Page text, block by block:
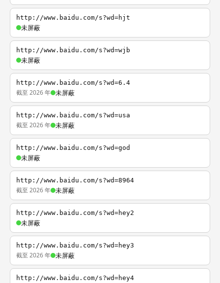
http://www.baidu.com/s?wd=hjt
未屏蔽
http://www.baidu.com/s?wd=wjb
未屏蔽
http://www.baidu.com/s?wd=6.4
截至 2026 年 未屏蔽
http://www.baidu.com/s?wd=usa
截至 2026 年 未屏蔽
http://www.baidu.com/s?wd=god
未屏蔽
http://www.baidu.com/s?wd=8964
截至 2026 年 未屏蔽
http://www.baidu.com/s?wd=hey2
未屏蔽
http://www.baidu.com/s?wd=hey3
截至 2026 年 未屏蔽
http://www.baidu.com/s?wd=hey4